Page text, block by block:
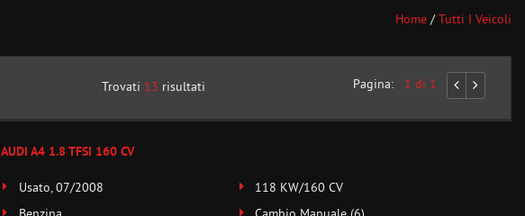
Home /Tutti I Veicoli
Trovati 13 risultati Pagina: 1 di 1
AUDI A4 1.8 TFSI 160 CV
Usato, 07/2008
118 KW/160 CV